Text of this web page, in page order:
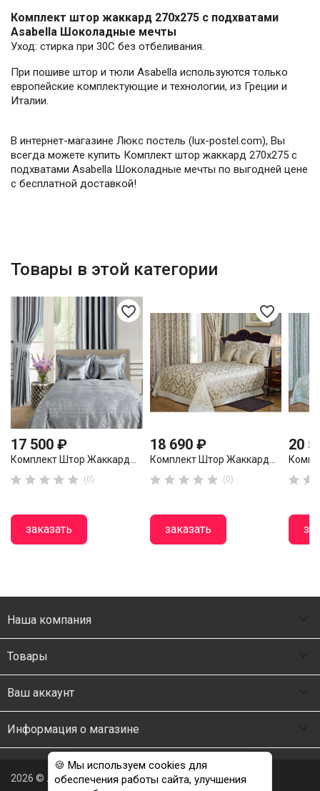
Комплект штор жаккард 270х275 с подхватами
Asabella Шоколадные мечты
Уход: стирка при 30С без отбеливания.
При пошиве штор и тюли Asabella используются только
европейские комплектующие и технологии, из Греции и
Италии.
В интернет-магазине Люкс постель (lux-postel.com), Вы
всегда можете купить Комплект штор жаккард 270х275 с
подхватами Asabella Шоколадные мечты по выгодней цене
с бесплатной доставкой!
Товары в этой категории
favorite_border
17 500 ₽
Комплект Штор Жаккард...
     (0)
заказать
favorite_border
18 690 ₽
Комплект Штор Жаккард...
     (0)
заказать
20
 
Наша компания
Товары
Ваш аккаунт
Информация о магазине
2026 © Люкс Постель
🍪 Мы используем cookies для
обеспечения работы сайта, улучшения